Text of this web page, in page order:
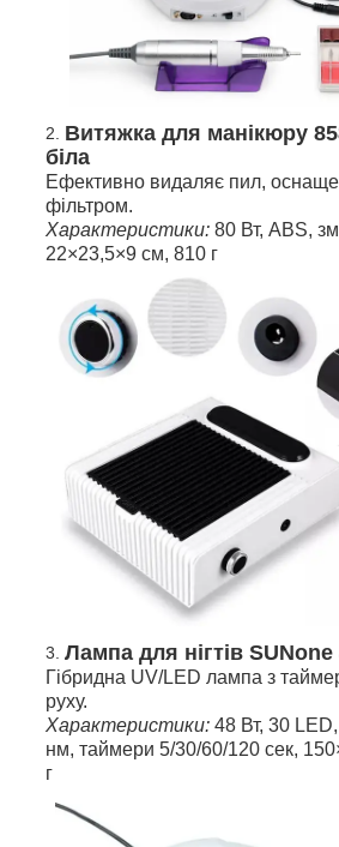
Витяжка для манікюру
біла
Ефективно видаляє пил,
фільтром.
Характеристики: 80 Вт, ABS,
22×23,5×9 см, 810 г
Лампа для нігтів SUNone
Гібридна UV/LED лампа з
руху.
Характеристики: 48 Вт, 30
нм, таймери 5/30/60/120 сек,
г